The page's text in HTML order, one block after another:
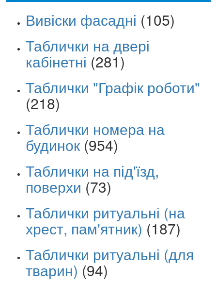
Вивіски фасадні (105)
Таблички на двері
кабінетні (281)
Таблички "Графік роботи"
(218)
Таблички номера на
будинок (954)
Таблички на під'їзд,
поверхи (73)
Таблички ритуальні (на
хрест, пам'ятник) (187)
Таблички ритуальні (для
тварин) (94)